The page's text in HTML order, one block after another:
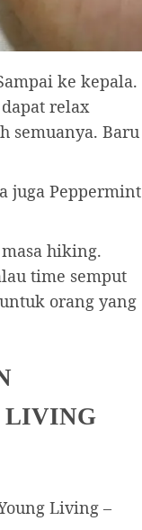
ke kepala.
relax
semuanya. Baru
juga Peppermint
hiking.
time semput
orang yang
LIVING
Living –